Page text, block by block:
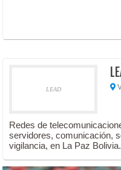
LEAD
Redes de
servidores, comunicación,
vigilancia, en La Paz Bolivia.